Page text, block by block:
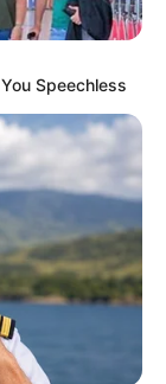
Speechless